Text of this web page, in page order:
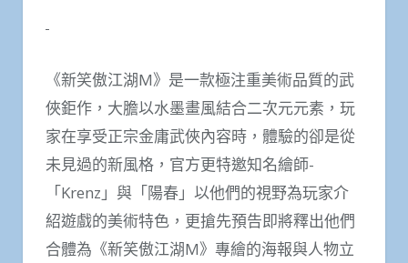
《新笑傲江湖M》是一款極注重美術品質的武
俠鉅作，大膽以水墨畫風結合二次元元素，玩
家在享受正宗金庸武俠內容時，體驗的卻是從
未見過的新風格，官方更特邀知名繪師-
「Krenz」與「陽春」以他們的視野為玩家介
紹遊戲的美術特色，更搶先預告即將釋出他們
合體為《新笑傲江湖M》專繪的海報與人物立